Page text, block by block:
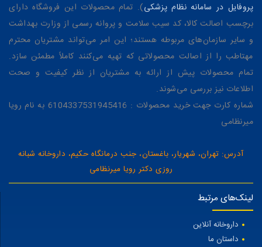
پروفایل در سامانه نظام پزشکی). تمام محصولات این فروشگاه دارای
برچسب اصالت کالا، کد سیب سلامت و پروانه رسمی از وزارت بهداشت
و سایر سازمان‌های مربوطه هستند؛ این امر می‌تواند مشتریان محترم
مهتاطب را از اصالت محصولاتی که تهیه می‌کنند کاملاً مطمئن سازد.
تمام محصولات پیش از ارائه به مشتریان از نظر کیفیت و صحت
اطلاعات نیز بررسی می‌شوند.
شماره کارت جهت خرید محصولات : 6104337531945416 به نام رویا
میرنظامی
آدرس: تهران، شهریار، باغستان، جنب درمانگاه حکیم، داروخانه شبانه
روزی دکتر رویا میرنظامی
لینک‌های مرتبط
داروخانه آنلاین
داستان ما